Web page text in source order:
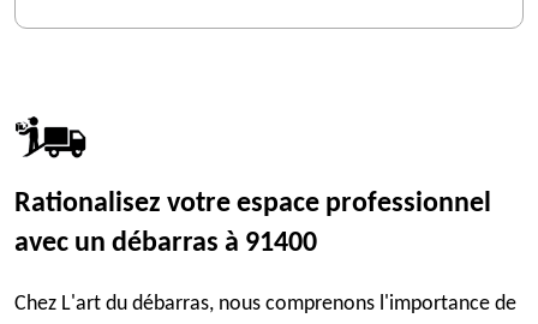
Rationalisez votre espace professionnel
avec un débarras à 91400
Chez L'art du débarras, nous comprenons l'importance de